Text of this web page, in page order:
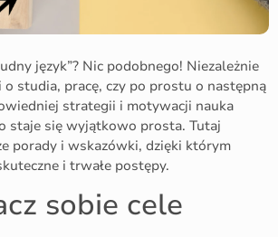
język”? Nic podobnego! Niezależnie
o studia, pracę, czy po prostu o następną
strategii i motywacji nauka
staje się wyjątkowo prosta. Tutaj
porady i wskazówki, dzięki którym
i trwałe postępy.
sobie cele